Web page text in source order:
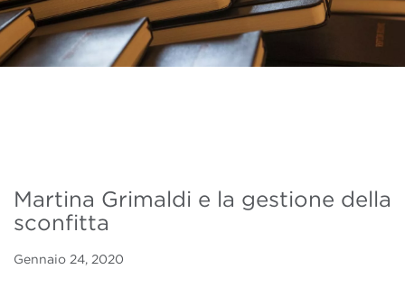
Martina Grimaldi e la gestione della
sconfitta
Gennaio 24, 2020